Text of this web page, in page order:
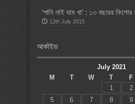
‘পানি নাই ঘাম খা’ : ১৩ বছরের কিশোর
12th July 2015
আর্কাইভ
July 2021
M
T W T F
1
2
5
6 7 8 9